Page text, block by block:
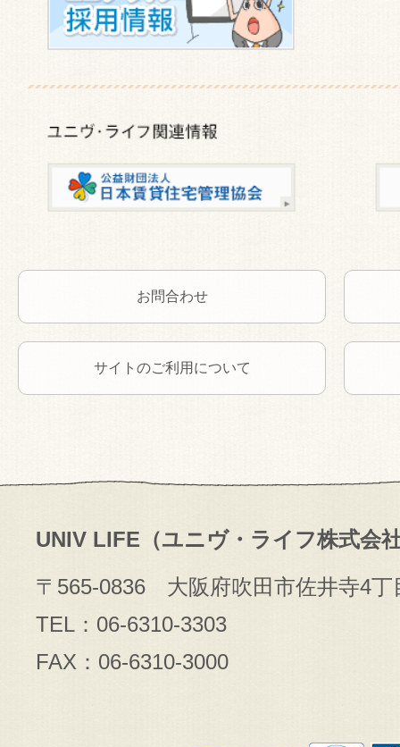
お問合わせ
サイトのご利用について
UNIV LIFE（ユニヴ・ライフ株式会
〒565-0836 大阪府吹田市佐井寺4丁
TEL：06-6310-3303
FAX：06-6310-3000